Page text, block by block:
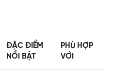
ĐẶC ĐIỂM
NỔI BẬT
PHÙ HỢP
VỚI